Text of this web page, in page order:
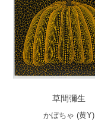
草間彌生
かぼちゃ (黄Y)